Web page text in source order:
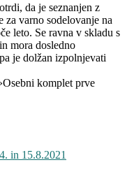
da je seznanjen z
za varno sodelovanje na
leto. Se ravna v skladu s
mora dosledno
je dolžan izpolnjevati
komplet prve
in 15.8.2021